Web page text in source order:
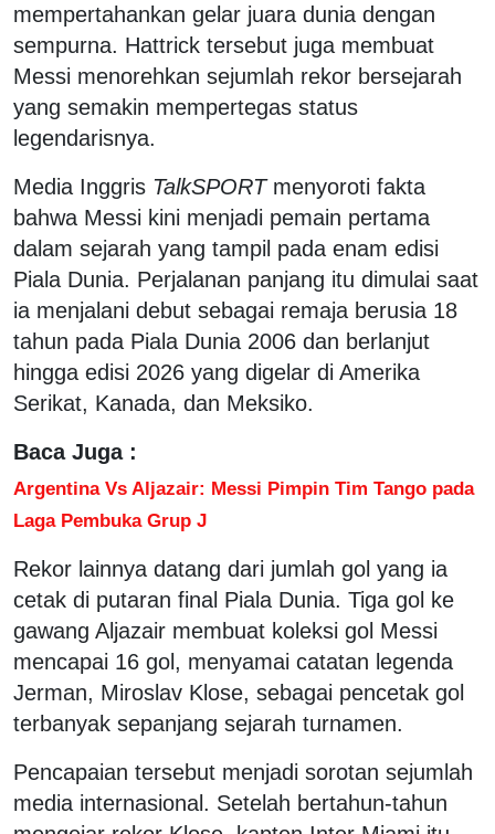
mempertahankan gelar juara dunia dengan
sempurna. Hattrick tersebut juga membuat
Messi menorehkan sejumlah rekor bersejarah
yang semakin mempertegas status
legendarisnya.
Media Inggris TalkSPORTmenyoroti fakta
bahwa Messi kini menjadi pemain pertama
dalam sejarah yang tampil pada enam edisi
Piala Dunia. Perjalanan panjang itu dimulai saat
ia menjalani debut sebagai remaja berusia 18
tahun pada Piala Dunia 2006 dan berlanjut
hingga edisi 2026 yang digelar di Amerika
Serikat, Kanada, dan Meksiko.
Baca Juga :
Argentina Vs Aljazair: Messi Pimpin Tim Tango pada
Laga Pembuka Grup J
Rekor lainnya datang dari jumlah gol yang ia
cetak di putaran final Piala Dunia. Tiga gol ke
gawang Aljazair membuat koleksi gol Messi
mencapai 16 gol, menyamai catatan legenda
Jerman, Miroslav Klose, sebagai pencetak gol
terbanyak sepanjang sejarah turnamen.
Pencapaian tersebut menjadi sorotan sejumlah
media internasional. Setelah bertahun-tahun